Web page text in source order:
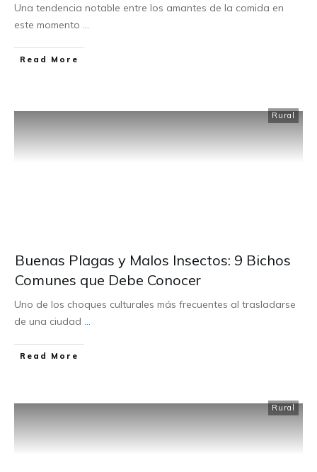
Una tendencia notable entre los amantes de la comida en
este momento ...
Read More
Rural
Buenas Plagas y Malos Insectos: 9 Bichos
Comunes que Debe Conocer
Uno de los choques culturales más frecuentes al trasladarse
de una ciudad ...
Read More
Rural